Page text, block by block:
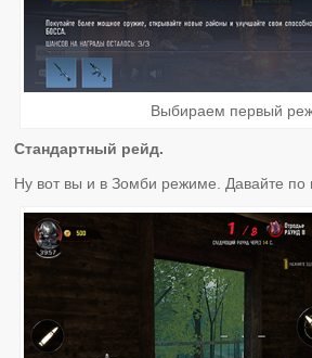
Выбираем первый
Стандартный рейд.
Ну вот вы и в Зомби режиме. Давайте по